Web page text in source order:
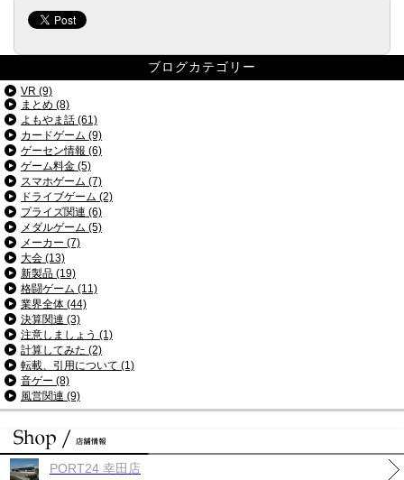
ブログカテゴリー
VR (9)
まとめ (8)
よもやま話 (61)
カードゲーム (9)
ゲーセン情報 (6)
ゲーム料金 (5)
スマホゲーム (7)
ドライブゲーム (2)
プライズ関連 (6)
メダルゲーム (5)
メーカー (7)
大会 (13)
新製品 (19)
格闘ゲーム (11)
業界全体 (44)
決算関連 (3)
注意しましょう (1)
計算してみた (2)
転載、引用について (1)
音ゲー (8)
風営関連 (9)
PORT24 幸田店